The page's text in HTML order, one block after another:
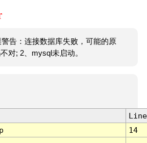
告：连接数据库失败，可能的原
对; 2、mysql未启动。
Line
14